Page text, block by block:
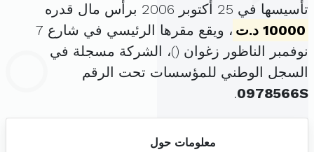
تأسيسها في 25 أكتوبر 2006 برأس مال قدره
10000 د.ت
، ويقع مقرها الرئيسي في شارع 7
نوفمبر الناظور زغوان ()، الشركة مسجلة في
السجل الوطني للمؤسسات تحت الرقم
0978566S
.
معلومات حول